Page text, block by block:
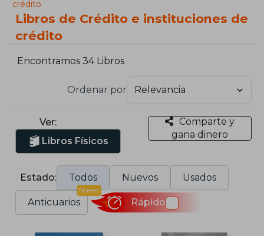
crédito
Libros de Crédito e instituciones de
crédito
Encontramos 34 Libros
Ordenar por
Ver:
Libros Físicos
Comparte y
gana dinero
Estado: Todos Nuevos Usados
Anticuarios
Nuevo
Rápido